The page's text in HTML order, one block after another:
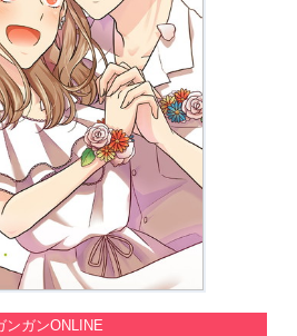
採用情報
内検索
ンガンONLINE